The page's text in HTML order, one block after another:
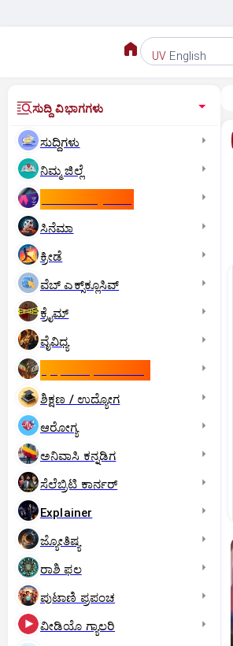
UV English
ಸುದ್ದಿ ವಿಭಾಗಗಳು
ಸುದ್ದಿಗಳು
ನಿಮ್ಮ ಜಿಲ್ಲೆ
ಸಿನೆಮಾ
ಕ್ರೀಡೆ
ವೆಬ್ ಎಕ್ಸ್‌ಕ್ಲೂಸಿವ್
ಕ್ರೈಮ್
ವೈವಿಧ್ಯ
ಶಿಕ್ಷಣ / ಉದ್ಯೋಗ
ಆರೋಗ್ಯ
ಅನಿವಾಸಿ ಕನ್ನಡಿಗ
ಸೆಲೆಬ್ರಿಟಿ ಕಾರ್ನರ್‌
Explainer
ಜ್ಯೋತಿಷ್ಯ
ರಾಶಿ ಫಲ
ಪುಟಾಣಿ ಪ್ರಪಂಚ
ವೀಡಿಯೊ ಗ್ಯಾಲರಿ